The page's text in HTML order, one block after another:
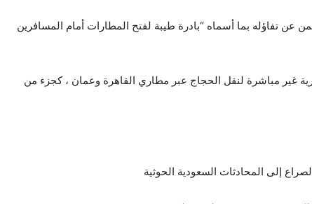
عن تفاؤله بما أسماه “بادرة طيبة لفتح المطارات أمام المسافرين
غير مباشرة لنقل الحجاج عبر مطاري القاهرة وعمان ، كجزء من
إلى المحادثات السعودية الحوثية